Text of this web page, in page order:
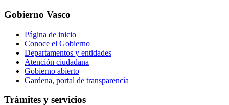
Gobierno Vasco
Página de inicio
Conoce el Gobierno
Departamentos y entidades
Atención ciudadana
Gobierno abierto
Gardena, portal de transparencia
Trámites y servicios